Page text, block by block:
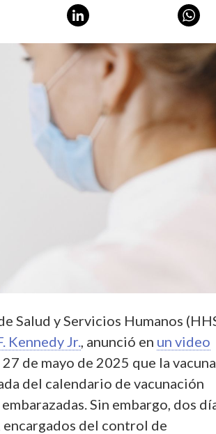
Salud y Servicios Humanos
Kennedy Jr. , anunció en un video
de mayo de 2025 que la vacuna
del calendario de vacunación
Sin embargo, dos
encargados del control de